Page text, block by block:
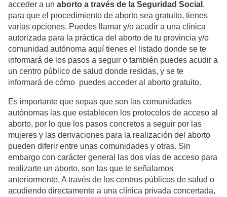
acceder a un aborto a través de la Seguridad Social ,
para que el procedimiento de aborto sea gratuito, tienes
varias opciones. Puedes llamar y/o acudir a una clínica
autorizada para la práctica del aborto de tu provincia y/o
comunidad autónoma aquí tienes el listado donde se te
informará de los pasos a seguir o también puedes acudir a
un centro público de salud donde residas, y se te
informará de cómo puedes acceder al aborto gratuito.
Es importante que sepas que son las comunidades
autónomas las que establecen los protocolos de acceso al
aborto, por lo que los pasos concretos a seguir por las
mujeres y las derivaciones para la realización del aborto
pueden diferir entre unas comunidades y otras. Sin
embargo con carácter general las dos vías de acceso para
realizarte un aborto, son las que te señalamos
anteriormente. A través de los centros públicos de salud o
acudiendo directamente a una clínica privada concertada,